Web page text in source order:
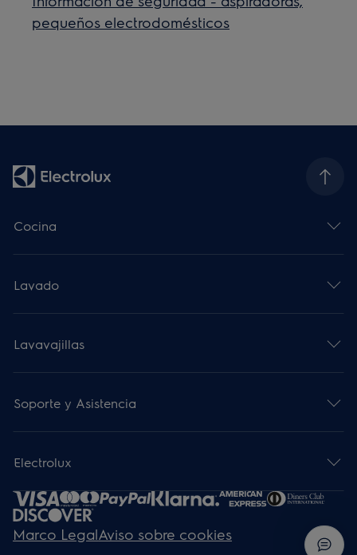
pequeños electrodomésticos
Cocina
Lavado
Lavavajillas
Soporte y Asistencia
Electrolux
Marco LegalAviso sobre cookies